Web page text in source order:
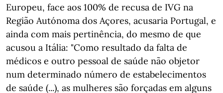
Europeu, face aos 100% de recusa de IVG na
Região Autónoma dos Açores, acusaria Portugal, e
ainda com mais pertinência, do mesmo de que
acusou a Itália: "Como resultado da falta de
médicos e outro pessoal de saúde não objetor
num determinado número de estabelecimentos
de saúde (...), as mulheres são forçadas em alguns